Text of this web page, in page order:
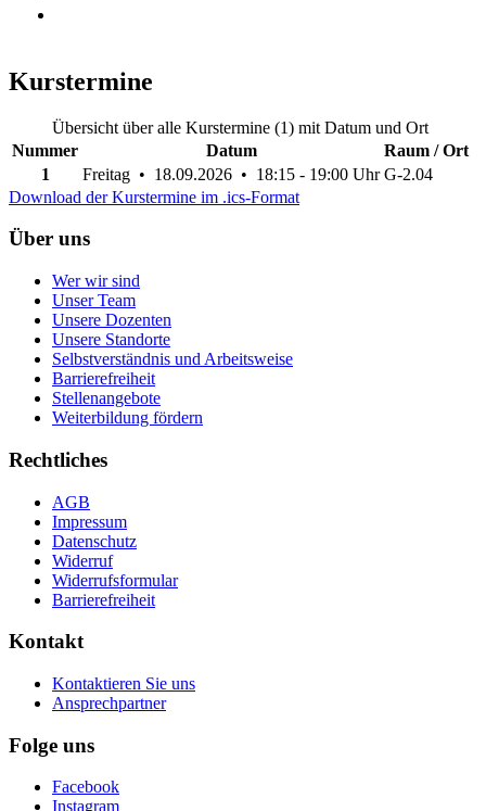
Kurstermine
Übersicht über alle Kurstermine (1) mit Datum und Ort
Nummer
Datum
Raum / Ort
1
Freitag • 18.09.2026 • 18:15 - 19:00 Uhr G-2.04
Download der Kurstermine im .ics-Format
Über uns
Wer wir sind
Unser Team
Unsere Dozenten
Unsere Standorte
Selbstverständnis und Arbeitsweise
Barrierefreiheit
Stellenangebote
Weiterbildung fördern
Rechtliches
AGB
Impressum
Datenschutz
Widerruf
Widerrufsformular
Barrierefreiheit
Kontakt
Kontaktieren Sie uns
Ansprechpartner
Folge uns
Facebook
Instagram